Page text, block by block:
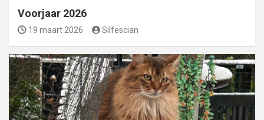
Voorjaar 2026
19 maart 2026 Silfescian